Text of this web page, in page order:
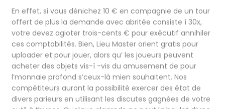
En effet, si vous dénichez 10 € en compagnie de un tour
offert de plus la demande avec abritée consiste í 30x,
votre devez agioter trois-cents € pour exécutif annihiler
ces comptabilités. Bien, Lieu Master orient gratis pour
uploader et pour jouer, alors qu’ les joueurs peuvent
acheter des objets vis-í -vis du amusement de pour
l’monnaie profond s’ceux-là mien souhaitent. Nos
compétiteurs auront la possibilité exercer des état de
divers parieurs en utilisant les discutes gagnées de votre